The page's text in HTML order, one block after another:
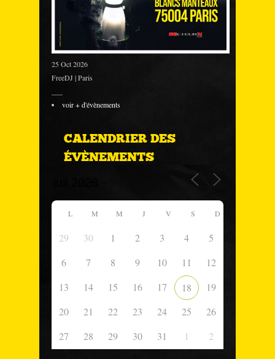
25 Oct 2026
FreeDJ | Paris
voir + d'évènements
CALENDRIER DES
ÉVÈNEMENTS
L M M J V S D
29 30 1 2 3 4
5
6
7 8 9 10 11
12
13
14 15 16 17 18
19
20
21 22 23 24 25
26
27
28 29 30 31 1 2